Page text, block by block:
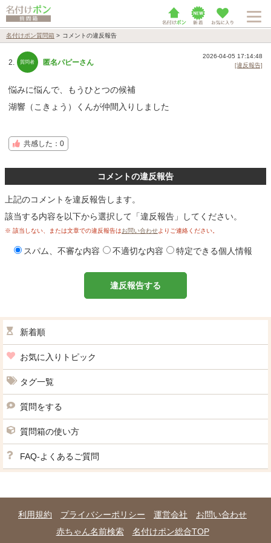
名付けポン質問箱 > コメントの違反報告
2. 匿名パピーさん
2026-04-05 17:14:48
[違反報告]
悩みに悩んで、もうひとつの候補
湖響（こきょう）くんが仲間入りしました
共感した：0
コメントの違反報告
上記のコメントを違反報告します。
該当する内容を以下から選択して「違反報告」してください。
※ 該当しない、または文章での違反報告はお問い合わせよりご連絡ください。
スパム、不審な内容 不適切な内容 特定できる個人情報
違反報告する
新着順
お気に入りトピック
タグ一覧
質問をする
質問箱の使い方
FAQ-よくあるご質問
利用規約 プライバシーポリシー 運営会社
お問い合わせ
赤ちゃん名前検索
名付けポン総合TOP